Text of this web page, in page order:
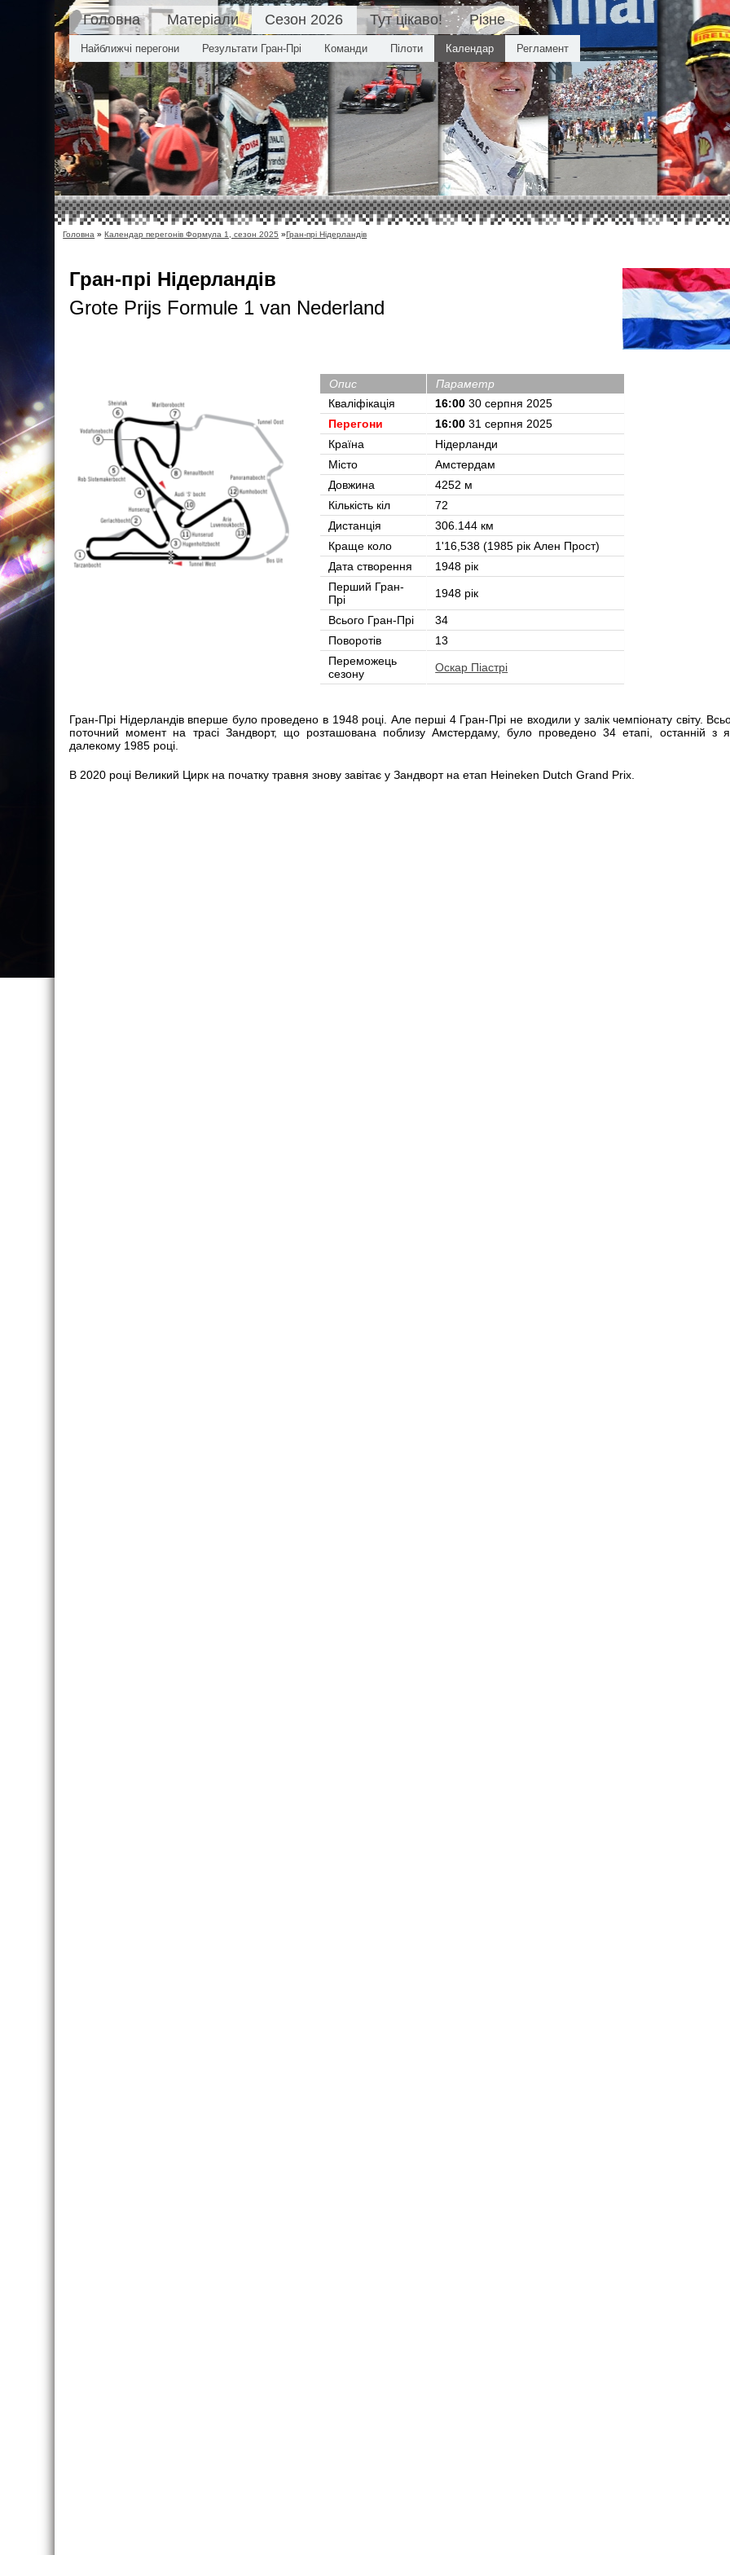
Головна Матеріали Сезон 2026
Найближчі перегони Результати Гран-Прі Команди Пілоти Календар Регламент
Тут цікаво! Різне
Головна »Календар перегонів Формула 1, сезон 2025 »Гран-прі Нідерландів
Гран-прі Нідерландів
Grote Prijs Formule 1 van Nederland
Опис
Параметр
Кваліфікація
16:00 30 серпня 2025
Перегони
16:00 31 серпня 2025
Країна
Нідерланди
Місто
Амстердам
Довжина
4252 м
Кількість кіл
72
Дистанція
306.144 км
Краще коло
1'16,538 (1985 рік Ален Прост)
Дата створення
1948 рік
Перший Гран-
Прі
1948 рік
Всього Гран-Прі
34
Поворотів
13
Переможець
сезону
Оскар Піастрі
Гран-Прі Нідерландів вперше було проведено в 1948 році. Але перші 4 Гран-Прі не входили у залік чемпіонату світу.
поточний момент на трасі Зандворт, що розташована поблизу Амстердаму, було проведено 34 етапі, останній з
далекому 1985 році.
В 2020 році Великий Цирк на початку травня знову завітає у Зандворт на етап Heineken Dutch Grand Prix.